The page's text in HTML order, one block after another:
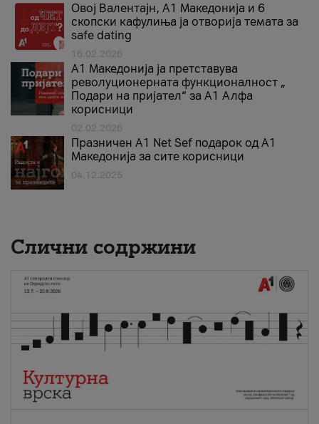
Овој Валентајн, A1 Македонија и 6
скопски кафулиња ја отворија темата за
safe dating
16.02.2026
А1 Македонија ја претставува
револуционерната функционалност „
Подари на пријател“ за А1 Алфа
корисници
02.02.2026
Празничен A1 Net Sеf подарок од А1
Македонија за сите корисници
04.12.2025
Слични содржини